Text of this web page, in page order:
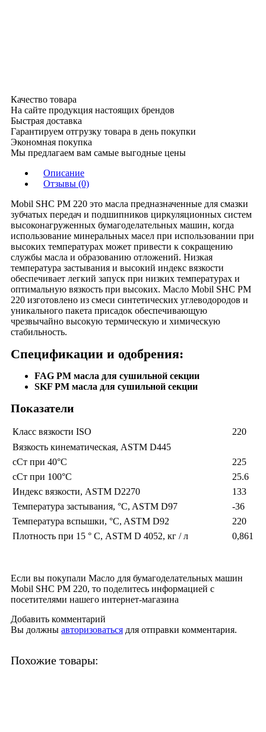
Качество товара
На сайте продукция настоящих брендов
Быстрая доставка
Гарантируем отгрузку товара в день покупки
Экономная покупка
Мы предлагаем вам самые выгодные цены
Описание
Отзывы (0)
Mobil SHC PM 220 это масла предназначенные для смазки
зубчатых передач и подшипников циркуляционных систем
высоконагруженных бумагоделательных машин, когда
использование минеральных масел при использовании при
высоких температурах может привести к сокращению
службы масла и образованию отложений. Низкая
температура застывания и высокий индекс вязкости
обеспечивает легкий запуск при низких температурах и
оптимальную вязкость при высоких. Масло Mobil SHC PM
220 изготовлено из смеси синтетических углеводородов и
уникального пакета присадок обеспечивающую
чрезвычайно высокую термическую и химическую
стабильность.
Спецификации и одобрения:
FAG PM масла для сушильной секции
SKF PM масла для сушильной секции
Показатели
Класс вязкости ISO
220
Вязкость кинематическая, ASTM D445
сСт при 40°C
225
сСт при 100°C
25.6
Индекс вязкости, ASTM D2270
133
Температура застывания, °C, ASTM D97
-36
Температура вспышки, °C, ASTM D92
220
Плотность при 15 ° С, ASTM D 4052, кг / л
0,861
Если вы покупали Масло для бумагоделательных машин
Mobil SHC PM 220, то поделитесь информацией с
посетителями нашего интернет-магазина
Добавить комментарий
Вы должны авторизоваться для отправки комментария.
Похожие товары: